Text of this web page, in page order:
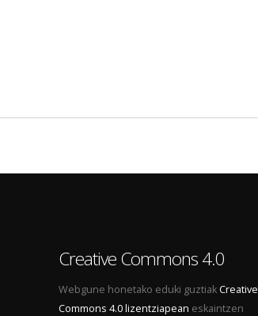
Creative Commons 4.0
Webgune honetako eduki guztiakCreative
Commons 4.0 lizentziapean eskaintzen